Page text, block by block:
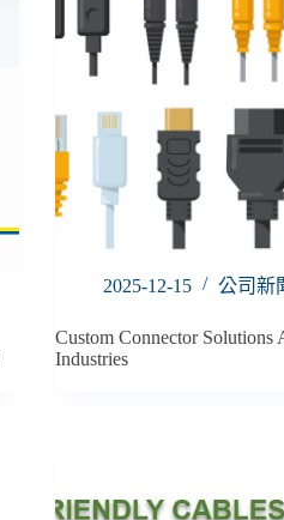
2025-12-15 公司新
Custom Connector Solutions
Industries